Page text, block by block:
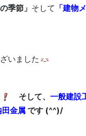
季節」 そして 「建物
いました
そして、 一般建設
田金属 です (^^)/